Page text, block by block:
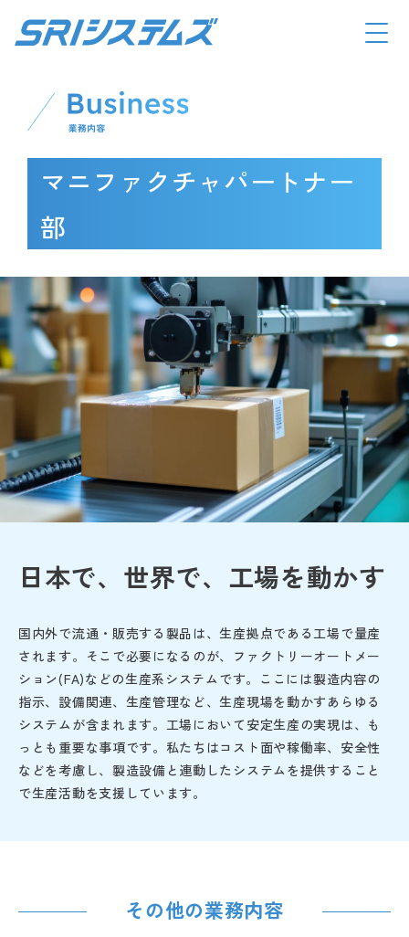
マニファクチャパートナー
部
日本で、世界で、工場を動かす
国内外で流通・販売する製品は、生産拠点である工場で量産
されます。そこで必要になるのが、ファクトリーオートメー
ション(FA)などの生産系システムです。ここには製造内容の
指示、設備関連、生産管理など、生産現場を動かすあらゆる
システムが含まれます。工場において安定生産の実現は、も
っとも重要な事項です。私たちはコスト面や稼働率、安全性
などを考慮し、製造設備と連動したシステムを提供すること
で生産活動を支援しています。
その他の業務内容